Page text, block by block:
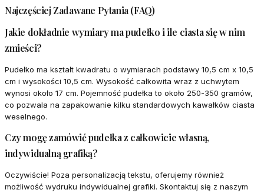
Najczęściej Zadawane Pytania (FAQ)
Jakie dokładnie wymiary ma pudełko i ile ciasta się w nim
zmieści?
Pudełko ma kształt kwadratu o wymiarach podstawy 10,5 cm x 10,5
cm i wysokości 10,5 cm. Wysokość całkowita wraz z uchwytem
wynosi około 17 cm. Pojemność pudełka to około 250-350 gramów,
co pozwala na zapakowanie kilku standardowych kawałków ciasta
weselnego.
Czy mogę zamówić pudełka z całkowicie własną,
indywidualną grafiką?
Oczywiście! Poza personalizacją tekstu, oferujemy również
możliwość wydruku indywidualnej grafiki. Skontaktuj się z naszym